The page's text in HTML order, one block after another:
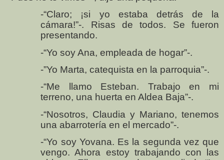
-“Claro; ¡si yo estaba detrás de la
cámara!”-. Risas de todos. Se fueron
presentando.
-“Yo soy Ana, empleada de hogar”-.
-”Yo Marta, catequista en la parroquia”-.
-“Me llamo Esteban. Trabajo en mi
terreno, una huerta en Aldea Baja”-.
-“Nosotros, Claudia y Mariano, tenemos
una abarrotería en el mercado”-.
-“Yo soy Yovana. Es la segunda vez que
vengo. Ahora estoy trabajando con las